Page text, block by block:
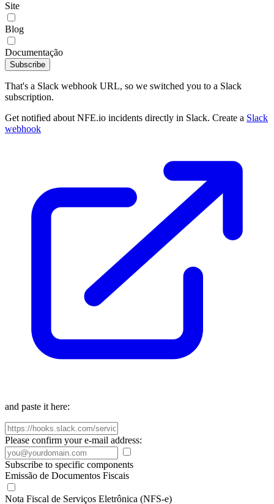
Site
Blog
Documentação
Subscribe
That's a Slack webhook URL, so we switched you to a Slack
subscription.
Get notified about NFE.io incidents directly in Slack. Create a Slack
webhook
and paste it here:
Please confirm your e-mail address:
Subscribe to specific components
Emissão de Documentos Fiscais
Nota Fiscal de Serviços Eletrônica (NFS-e)